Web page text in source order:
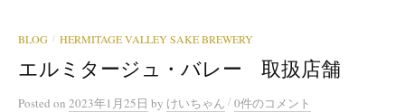
BLOG / HERMITAGE VALLEY SAKE BREWERY
エルミタージュ・バレー 取扱店舗
Posted on 2023年1月25日 by けいちゃん /0件のコメント